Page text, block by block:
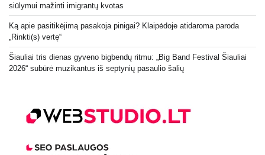
siūlymui mažinti imigrantų kvotas
Ką apie pasitikėjimą pasakoja pinigai? Klaipėdoje atidaroma paroda
„Rinkti(s) vertę“
Šiauliai tris dienas gyveno bigbendų ritmu: „Big Band Festival Šiauliai
2026“ subūrė muzikantus iš septynių pasaulio šalių